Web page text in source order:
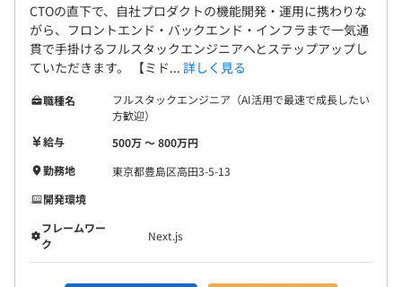
CTOの直下で、自社プロダクトの機能開発・運用に携わりな
がら、フロントエンド・バックエンド・インフラまで一気通
貫で手掛けるフルスタックエンジニアへとステップアップし
ていただきます。 【ミド... 詳しく見る
職種名
フルスタックエンジニア（AI活用で最速で成長したい
方歓迎）
給与
500万 〜 800万円
勤務地
東京都豊島区高田3-5-13
開発環境
フレームワー
ク
Next.js